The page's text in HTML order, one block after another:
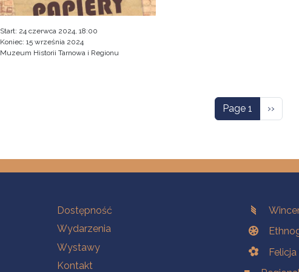
Start: 24 czerwca 2024, 18:00
Koniec: 15 września 2024
Muzeum Historii Tarnowa i Regionu
Page 1 Next
››
Na skróty.
Dostępność
Wydarzenia
Wystawy
Kontakt
Branches